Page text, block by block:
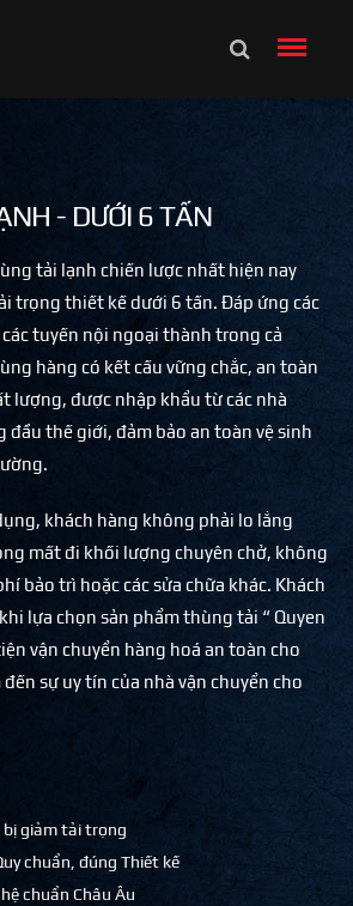
- DƯỚI 6 TẤN
tải lạnh chiến lược nhất hiện nay
trọng thiết kế dưới 6 tấn. Đáp ứng các
tuyến nội ngoại thành trong cả
hàng có kết cấu vững chắc, an toàn
lượng, được nhập khẩu từ các nhà
đầu thế giới, đảm bảo an toàn vệ sinh
khách hàng không phải lo lắng
mất đi khối lượng chuyên chở, không
bảo trì hoặc các sửa chữa khác. Khách
lựa chọn sản phẩm thùng tải “ Quyen
vận chuyển hàng hoá an toàn cho
sự uy tín của nhà vận chuyển cho
giảm tải trọng
chuẩn, đúng Thiết kế
chuẩn Châu Âu